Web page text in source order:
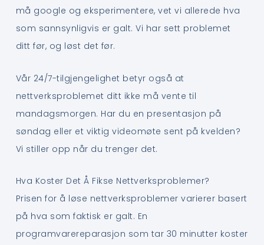
må google og eksperimentere, vet vi allerede hva
som sannsynligvis er galt. Vi har sett problemet
ditt før, og løst det før.
Vår 24/7-tilgjengelighet betyr også at
nettverksproblemet ditt ikke må vente til
mandagsmorgen. Har du en presentasjon på
søndag eller et viktig videomøte sent på kvelden?
Vi stiller opp når du trenger det.
Hva Koster Det Å Fikse Nettverksproblemer?
Prisen for å løse nettverksproblemer varierer basert
på hva som faktisk er galt. En
programvarereparasjon som tar 30 minutter koster